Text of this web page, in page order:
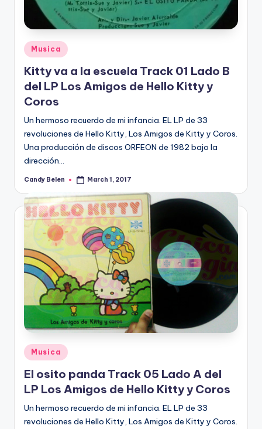
Posted
in
Musica
Kitty va a la escuela Track 01 Lado B
del LP Los Amigos de Hello Kitty y
Coros
Un hermoso recuerdo de mi infancia. EL LP de 33
revoluciones de Hello Kitty, Los Amigos de Kitty y Coros.
Una producción de discos ORFEON de 1982 bajo la
dirección…
Posted
Candy Belen March 1, 2017
Posted
in
Musica
El osito panda Track 05 Lado A del
LP Los Amigos de Hello Kitty y Coros
Un hermoso recuerdo de mi infancia. EL LP de 33
revoluciones de Hello Kitty, Los Amigos de Kitty y Coros.